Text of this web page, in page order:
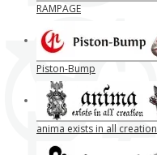
RAMPAGE
Piston-Bump
anima exists in all creation